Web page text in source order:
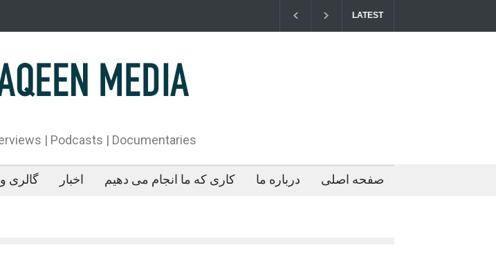
LATEST
| Podcasts | Documentaries
صفحه اصلی درباره ما کاری که ما انجام می دهیم اخبار گالری